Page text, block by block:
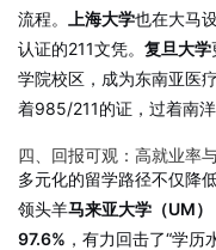
流程。
上海大学也在大马
认证的211文凭。 复旦大学
学院校区，成为东南亚医
着985/211的证，过着南
四、回报可观：高就业率
多元化的留学路径不仅降
领头羊马来亚大学（UM）
97.6% ，有力回击了“学